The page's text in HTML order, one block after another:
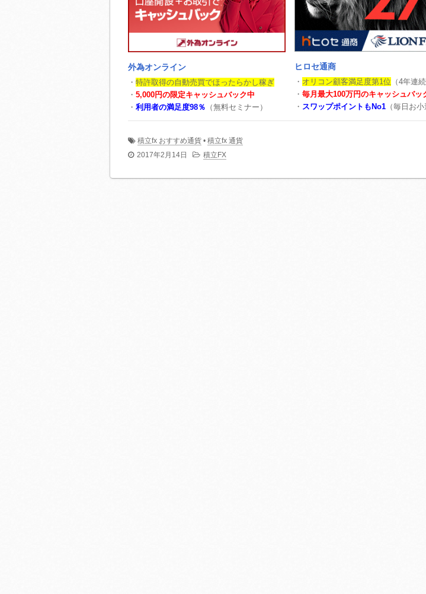
外為オンライン
・ 特許取得の自動売買でほったらかし稼ぎ
・ 5,000円の限定キャッシュバック中
・ 利用者の満足度98％ （無料セミナー）
ヒロセ通商
・ オリコン顧客満足度第1位 （4年連続
・ 毎月最大100万円のキャッシュバッ
・ スワップポイントもNo1 （毎日お小
積立fx おすすめ通貨 • 積立fx 通貨
2017年2月14日
積立FX